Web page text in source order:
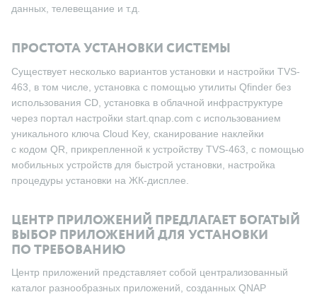
данных, телевещание и т.д.
ПРОСТОТА УСТАНОВКИ СИСТЕМЫ
Существует несколько вариантов установки и настройки TVS-
463, в том числе, установка с помощью утилиты Qfinder без
использования CD, установка в облачной инфраструктуре
через портал настройки start.qnap.com с использованием
уникального ключа Cloud Key, сканирование наклейки
с кодом QR, прикрепленной к устройству TVS-463, с помощью
мобильных устройств для быстрой установки, настройка
процедуры установки на ЖК-дисплее.
ЦЕНТР ПРИЛОЖЕНИЙ ПРЕДЛАГАЕТ БОГАТЫЙ
ВЫБОР ПРИЛОЖЕНИЙ ДЛЯ УСТАНОВКИ
ПО ТРЕБОВАНИЮ
Центр приложений представляет собой централизованный
каталог разнообразных приложений, созданных QNAP